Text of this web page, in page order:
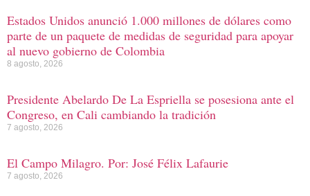
Estados Unidos anunció 1.000 millones de dólares como
parte de un paquete de medidas de seguridad para apoyar
al nuevo gobierno de Colombia
8 agosto, 2026
Presidente Abelardo De La Espriella se posesiona ante el
Congreso, en Cali cambiando la tradición
7 agosto, 2026
El Campo Milagro. Por: José Félix Lafaurie
7 agosto, 2026